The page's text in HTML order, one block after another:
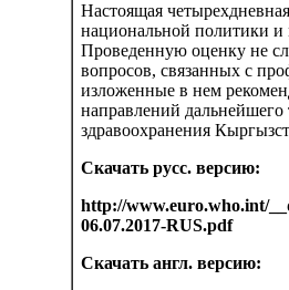
Настоящая
национальной политики и
Проведенную оценку не
вопросов, связанных с
изложенные в нем
направлений
здравоохранения
Скачать русс. версию:
http://www.euro.who.int/
06.07.2017-RUS.pdf
Скачать англ. версию: